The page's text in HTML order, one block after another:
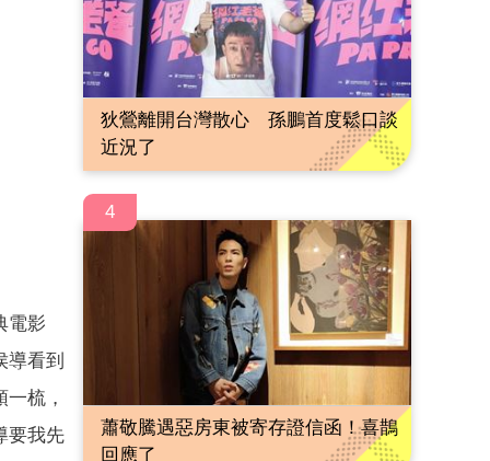
電影
導看到
梳，
要我先
狄鶯離開台灣散心 孫鵬首度鬆口談
近況了
4
蕭敬騰遇惡房東被寄存證信函！喜鵲
回應了